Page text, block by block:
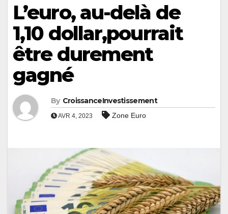
L’euro, au-delà de
1,10 dollar,pourrait
être durement
gagné
By CroissanceInvestissement
AVR 4, 2023 Zone Euro